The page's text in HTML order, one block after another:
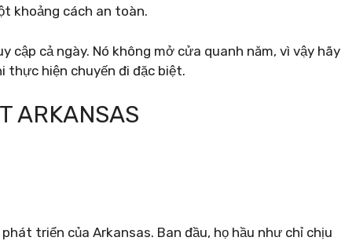
khoảng cách an toàn.
cập cả ngày. Nó không mở cửa quanh năm, vì vậy hãy
thực hiện chuyến đi đặc biệt.
ARKANSAS
triển của Arkansas. Ban đầu, họ hầu như chỉ chịu